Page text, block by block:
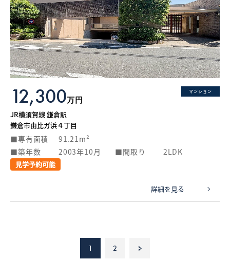
マンション
12,300万円
JR横須賀線 鎌倉駅
鎌倉市由比ガ浜４丁目
専有面積
91.21m²
築年数
2003年10月 間取り 2LDK
見学予約可能
詳細を見る
1 2 >